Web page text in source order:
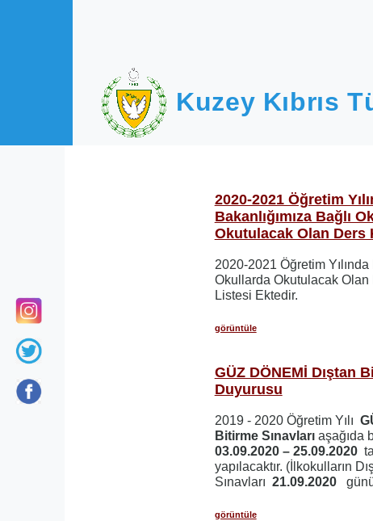
Kuzey Kıbrıs
2020-2021 Öğretim
Bakanlığımıza Bağlı
Okutulacak Olan Ders
2020-2021 Öğretim Yılında
Okullarda Okutulacak Olan
Listesi Ektedir.
görüntüle
GÜZ DÖNEMİ Dıştan
Duyurusu
2019 - 2020 Öğretim Yılı
Bitirme Sınavlarıaşağıda
03.09.2020 – 25.09.2020
yapılacaktır. (İlkokulların
Sınavları 21.09.2020
görüntüle